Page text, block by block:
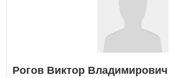
Рогов Виктор Владимирович